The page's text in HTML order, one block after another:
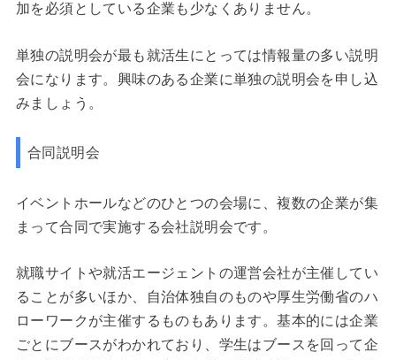
加を必須としている企業も少なくありません。
単独の説明会が最も就活生にとっては情報量の多い説明
会になります。興味のある企業に単独の説明会を申し込
みましょう。
合同説明会
イベントホールなどのひとつの会場に、複数の企業が集
まって合同で実施する会社説明会です。
就職サイトや就活エージェントの運営会社が主催してい
ることが多いほか、自治体独自のものや厚生労働省のハ
ローワークが主催するものもあります。基本的には企業
ごとにブースがわかれており、学生はブースを回って企